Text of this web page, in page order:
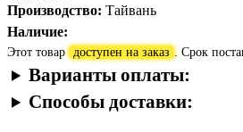
Производство: Тайвань
Наличие:
Этот товар доступен на заказ . Срок
Варианты оплаты:
Способы доставки: